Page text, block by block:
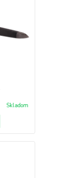
Skladom